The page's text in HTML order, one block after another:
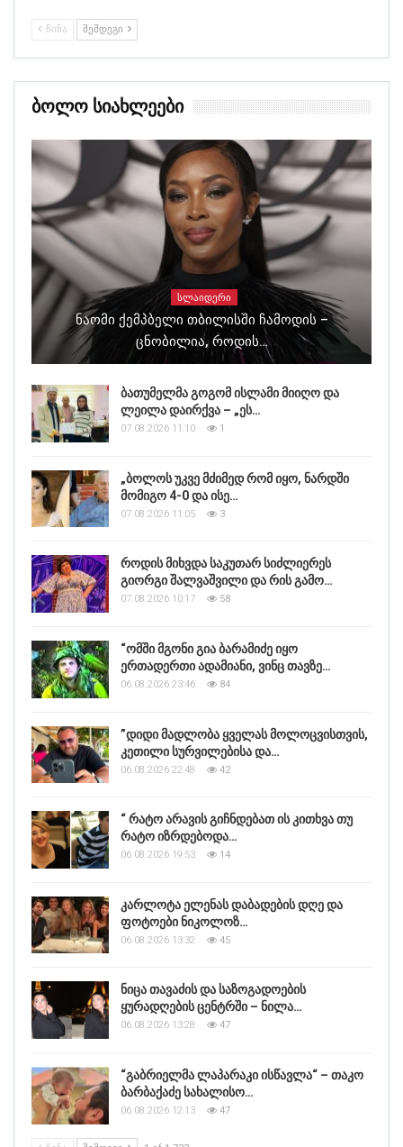
ᲬᲘᲜᲐ ᲨᲔᲛᲓᲔᲒᲘ
Ბოლო Სიახლეები
ᲡᲚᲐᲘᲓᲔᲠᲘ
Ნაომი Ქემპბელი Თბილისში Ჩამოდის –
Ცნობილია, Როდის…
ბათუმელმა გოგომ ისლამი მიიღო და
ლეილა დაირქვა – „ეს…
07.08.2026 11:10 1
„ბოლოს უკვე მძიმედ რომ იყო, ნარდში
მომიგო 4-0 და ისე…
07.08.2026 11:05 3
როდის მიხვდა საკუთარ სიძლიერეს
გიორგი შალვაშვილი და რის გამო…
07.08.2026 10:17 58
“ომში მგონი გია ბარამიძე იყო
ერთადერთი ადამიანი, ვინც თავზე…
06.08.2026 23:46 84
”დიდი მადლობა ყველას მოლოცვისთვის,
კეთილი სურვილებისა და…
06.08.2026 22:48 42
“ რატო არავის გიჩნდებათ ის კითხვა თუ
რატო იზრდებოდა…
06.08.2026 19:53 14
კარლოტა ელენას დაბადების დღე და
ფოტოები ნიკოლოზ…
06.08.2026 13:32 45
ნიცა თავაძის და საზოგადოების
ყურადღების ცენტრში – ნილა…
06.08.2026 13:28 47
“გაბრიელმა ლაპარაკი ისწავლა“ – თაკო
ბარბაქაძე სახალისო…
06.08.2026 12:13 47